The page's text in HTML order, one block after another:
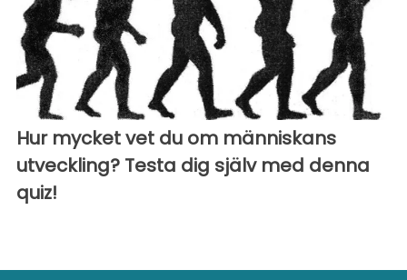
Hur mycket vet du om människans
utveckling? Testa dig själv med denna
quiz!